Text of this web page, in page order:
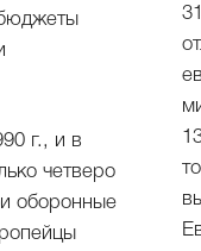
г., и в
четверо
оборонные